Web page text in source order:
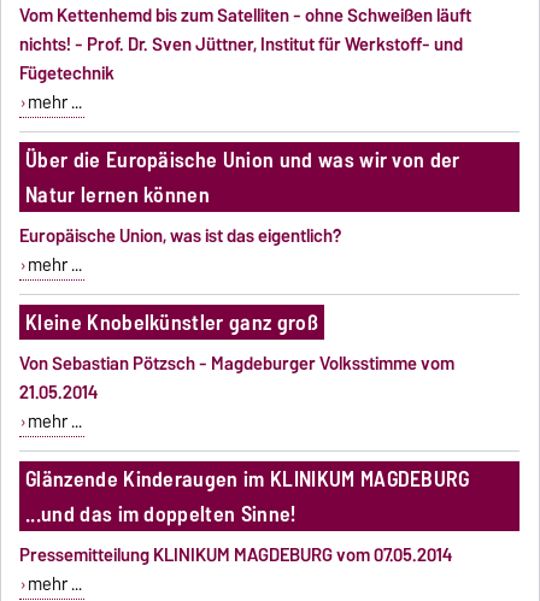
Vom Kettenhemd bis zum Satelliten - ohne Schweißen läuft
nichts! - Prof. Dr. Sven Jüttner, Institut für Werkstoff- und
Fügetechnik
mehr ...
Über die Europäische Union und was wir von der
Natur lernen können
Europäische Union, was ist das eigentlich?
mehr ...
Kleine Knobelkünstler ganz groß
Von Sebastian Pötzsch - Magdeburger Volksstimme vom
21.05.2014
mehr ...
Glänzende Kinderaugen im KLINIKUM MAGDEBURG
...und das im doppelten Sinne!
Pressemitteilung KLINIKUM MAGDEBURG vom 07.05.2014
mehr ...